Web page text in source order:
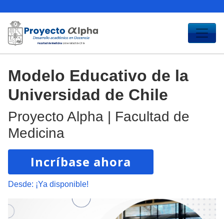
Modelo Educativo de la
Universidad de Chile
Proyecto Alpha | Facultad de
Medicina
Incríbase ahora
Desde: ¡Ya disponible!